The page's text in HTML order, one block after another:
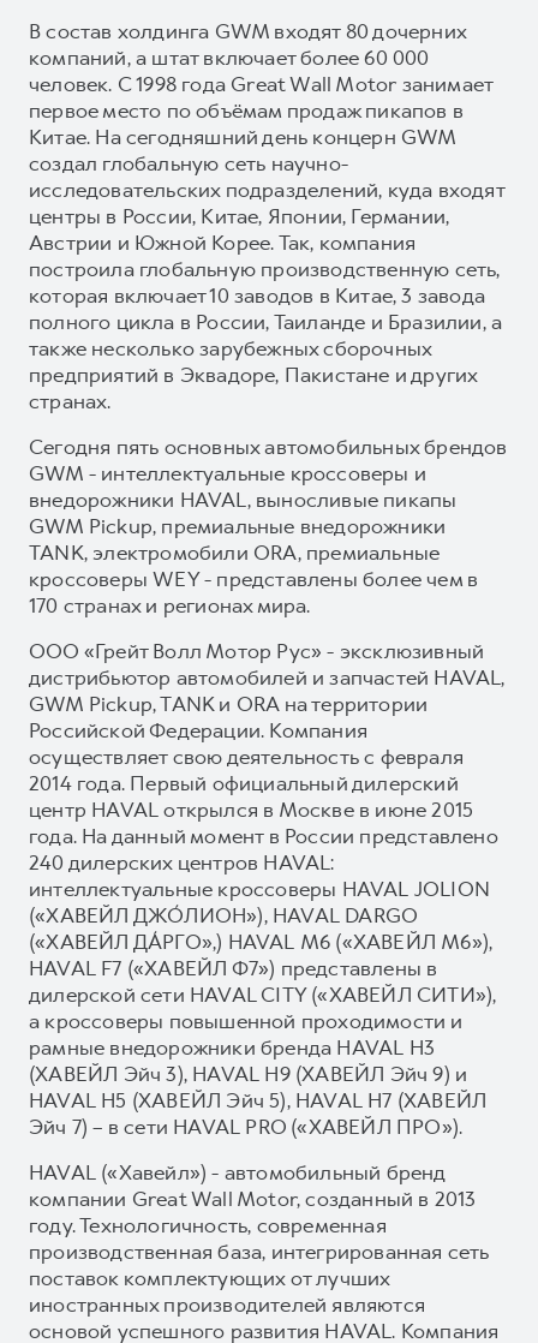
В состав холдинга GWM входят 80 дочерних
компаний, а штат включает более 60 000
человек. С 1998 года Great Wall Motor занимает
первое место по объёмам продаж пикапов в
Китае. На сегодняшний день концерн GWM
создал глобальную сеть научно-
исследовательских подразделений, куда входят
центры в России, Китае, Японии, Германии,
Австрии и Южной Корее. Так, компания
построила глобальную производственную сеть,
которая включает 10 заводов в Китае, 3 завода
полного цикла в России, Таиланде и Бразилии, а
также несколько зарубежных сборочных
предприятий в Эквадоре, Пакистане и других
странах.
Сегодня пять основных автомобильных брендов
GWM - интеллектуальные кроссоверы и
внедорожники HAVAL, выносливые пикапы
GWM Pickup, премиальные внедорожники
TANK, электромобили ORA, премиальные
кроссоверы WEY - представлены более чем в
170 странах и регионах мира.
ООО «Грейт Волл Мотор Рус» - эксклюзивный
дистрибьютор автомобилей и запчастей HAVAL,
GWM Pickup, TANK и ORA на территории
Российской Федерации. Компания
осуществляет свою деятельность с февраля
2014 года. Первый официальный дилерский
центр HAVAL открылся в Москве в июне 2015
года. На данный момент в России представлено
240 дилерских центров HAVAL:
интеллектуальные кроссоверы HAVAL JOLION
(«ХАВЕЙЛ ДЖО́ЛИОН»), HAVAL DARGO
(«ХАВЕЙЛ ДА́РГО»,) HAVAL М6 («ХАВЕЙЛ M6»),
HAVAL F7 («ХАВЕЙЛ Ф7») представлены в
дилерской сети HAVAL CITY («ХАВЕЙЛ СИТИ»),
а кроссоверы повышенной проходимости и
рамные внедорожники бренда HAVAL H3
(ХАВЕЙЛ Эйч 3), HAVAL H9 (ХАВЕЙЛ Эйч 9) и
HAVAL H5 (ХАВЕЙЛ Эйч 5), HAVAL H7 (ХАВЕЙЛ
Эйч 7) – в сети HAVAL PRO («ХАВЕЙЛ ПРО»).
HAVAL («Хавейл») - автомобильный бренд
компании Great Wall Motor, созданный в 2013
году. Технологичность, современная
производственная база, интегрированная сеть
поставок комплектующих от лучших
иностранных производителей являются
основой успешного развития HAVAL. Компания